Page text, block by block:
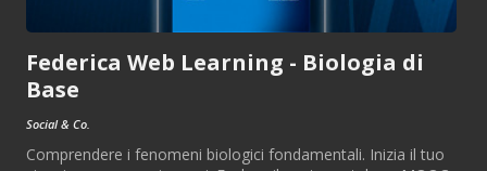
Federica Web Learning - Biologia di
Base
Social & Co.
Comprendere i fenomeni biologici fondamentali. Inizia il tuo